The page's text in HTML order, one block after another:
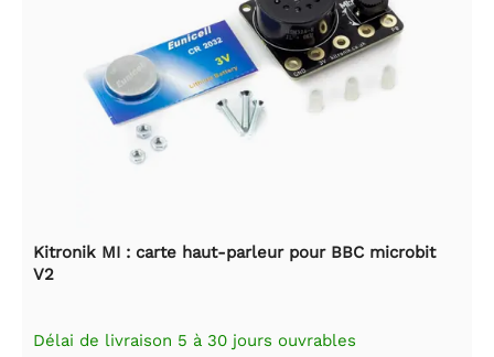
Kitronik MI : carte haut-parleur pour BBC microbit
V2
Délai de livraison 5 à 30 jours ouvrables